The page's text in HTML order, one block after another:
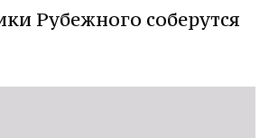
Рубежного соберутся